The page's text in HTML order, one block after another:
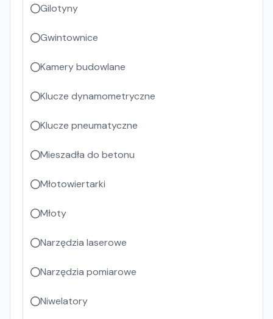
Gilotyny
Gwintownice
Kamery budowlane
Klucze dynamometryczne
Klucze pneumatyczne
Mieszadła do betonu
Młotowiertarki
Młoty
Narzędzia laserowe
Narzędzia pomiarowe
Niwelatory